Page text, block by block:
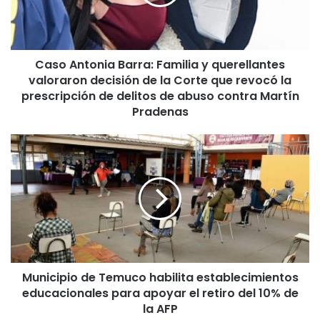
t
o
n
r
a
:
F
a
l
i
Caso Antonia Barra: Familia y querellantes
valoraron decisión de la Corte que revocó la
prescripción de delitos de abuso contra Martín
Pradenas
M
u
n
i
i
o
Municipio de Temuco habilita establecimientos
educacionales para apoyar el retiro del 10% de
la AFP